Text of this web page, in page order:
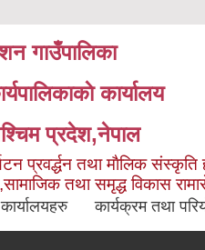
गाउँपालिका
कार्यालय
प्रदेश,नेपाल
प्रवर्द्धन तथा माैलिक संस्कृति
तथा समृद्ध विकास
कार्यक्रम तथा